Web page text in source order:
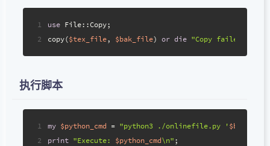
1
2
use File::Copy;
copy($tex_file, $bak_file) or die "Copy failed:
执行脚本
1
2
my $python_cmd = "python3 ./onlinefile.py ' $bak_file
print "Execute: $python_cmd\n" ;